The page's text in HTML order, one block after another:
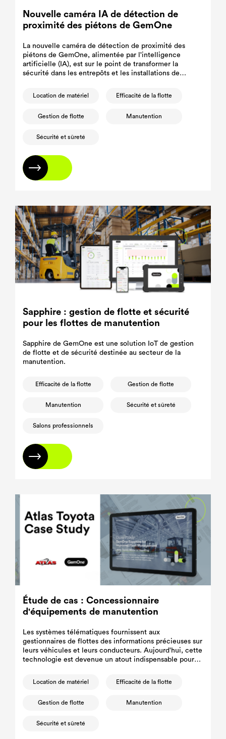
Nouvelle caméra IA de détection de
proximité des piétons de GemOne
La nouvelle caméra de détection de proximité des
piétons de GemOne, alimentée par l'intelligence
artificielle (IA), est sur le point de transformer la
sécurité dans les entrepôts et les installations de
Location de matériel Efficacité de la flotte
Gestion de flotte Manutention
Sécurité et sûreté
En savoir plus
Sapphire : gestion de flotte et sécurité
pour les flottes de manutention
Sapphire de GemOne est une solution IoT de gestion
de flotte et de sécurité destinée au secteur de la
manutention.
Efficacité de la flotte Gestion de flotte
Manutention Sécurité et sûreté
Salons professionnels
En savoir plus
Étude de cas : Concessionnaire
d'équipements de manutention
Les systèmes télématiques fournissent aux
gestionnaires de flottes des informations précieuses sur
leurs véhicules et leurs conducteurs. Aujourd'hui, cette
technologie est devenue un atout indispensable pour
facilitant la prise de décisions éclairées visant à
Location de matériel Efficacité de la flotte
Gestion de flotte Manutention
Sécurité et sûreté